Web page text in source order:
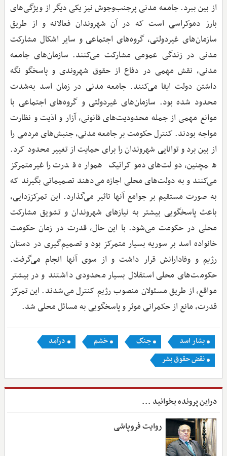
از بین ببرد. جامعه مدنی پرجنب‌وجوش نیز یکی دیگر از ویژگی‌های
بارز دموکراسی است که در آن شهروندان فعالانه و از طریق
سازمان‌های غیردولتی، گروه‌های اجتماعی و سایر اشکال مشارکت
مدنی در زندگی عمومی مشارکت می‌کنند. سازمان‌های جامعه
مدنی، نقش مهمی در دفاع از حقوق شهروندی و پاسخگو نگه
داشتن دولت ایفا می‌کنند. جامعه مدنی در زمان اسد به‌شدت
محدود شده بود. سازمان‌های غیردولتی و گروه‌های اجتماعی با
موانع مهمی از جمله محدودیت‌های قانونی، آزار و اذیت و نظارت
مواجه بودند. کنترل حکومت بر جامعه مدنی، جنبش‌های مردمی را
از بین برد و توانایی شهروندان را برای حمایت از تغییر محدود کرد.
همچنین، دولت‌های دموکراتیک همواره قدرت را غیرمتمرکز
می‌کنند و به دولت‌های محلی اجازه می‌دهند تصمیماتی بگیرند که
به صورت مستقیم بر جوامع آنها تاثیر می‌گذارد. این تمرکززدایی،
باعث پاسخگویی بیشتر به نیازهای شهروندان و تشویق مشارکت
محلی در حکومت می‌شود. با این حال، قدرت در زمان حکومت
خانواده اسد بر سوریه بسیار متمرکز بود و تصمیم‌گیری در دستان
رژیم و وفادارانش قرار داشت و از سوی آنها انجام می‌گرفت.
حکومت‌های محلی استقلال بسیار محدودی داشتند و در بیشتر
مواقع، از طریق مسئولان منصوب رژیم کنترل می‌شدند. این تمرکز
قدرت، مانع از حکمرانی موثر و پاسخگویی به مسائل محلی شد.
بشار اسد جنگ خشم
درآمد
نقض حقوق بشر
دراین پرونده بخوانید ...
روایت فروپاشی